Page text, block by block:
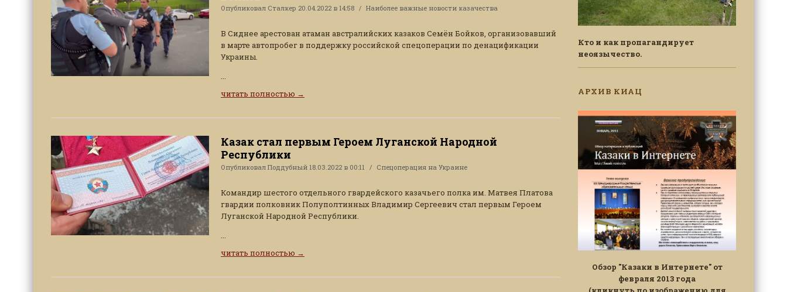
Опубликовал Сталкер 20.04.2022 в 14:58 Наиболее важные новости казачества
В Сиднее арестован атаман австралийских казаков Семён Бойков, организовавший
в марте автопробег в поддержку российской спецоперации по денацификации
Украины.
читать полностью →
Казак стал первым Героем Луганской Народной
Республики
Опубликовал Поддубный 18.03.2022 в 00:11 Спецоперация на Украине
Командир шестого отдельного гвардейского казачьего полка им. Матвея Платова
гвардии полковник Полуполтинных Владимир Сергеевич стал первым Героем
Луганской Народной Республики.
читать полностью →
Кто и как пропагандирует
неоязычество.
АРХИВ КИАЦ
Обзор "Казаки в Интернете" от
февраля 2013 года